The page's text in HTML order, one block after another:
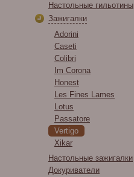
Настольные гильотины
Зажигалки
Adorini
Caseti
Colibri
Im Corona
Honest
Les Fines Lames
Lotus
Passatore
Vertigo
Xikar
Настольные зажигалки
Докуриватели